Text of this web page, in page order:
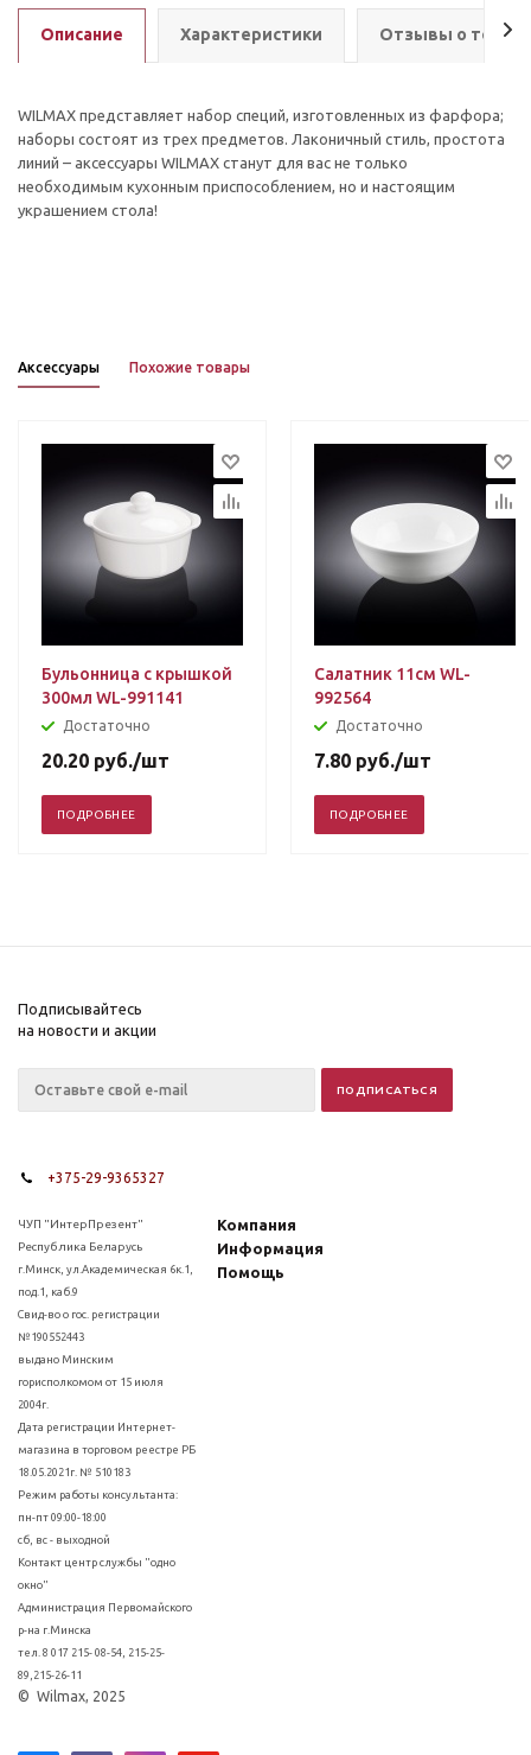
Описание Характеристики Отзывы о
WILMAX представляет набор специй, изготовленных из фарфора;
наборы состоят из трех предметов. Лаконичный стиль, простота
линий – аксессуары WILMAX станут для вас не только
необходимым кухонным приспособлением, но и настоящим
украшением стола!
Аксессуары Похожие товары
Бульонница с крышкой
300мл WL-991141
Достаточно
20.20 руб./шт
ПОДРОБНЕЕ
Салатник 11см WL-
992564
Достаточно
7.80 руб./шт
ПОДРОБНЕЕ
Подписывайтесь
на новости и акции
+375-29-9365327
ЧУП "ИнтерПрезент"
Республика Беларусь
г.Минск, ул.Академическая 6к.1,
под.1, каб.9
Свид-во о гос. регистрации
№190552443
выдано Минским
горисполкомом от 15 июля
2004г.
Дата регистрации Интернет-
магазина в торговом реестре РБ
18.05.2021г. № 510183
Режим работы консультанта:
пн-пт 09:00-18:00
сб, вс - выходной
Контакт центр службы "одно
окно"
Администрация Первомайского
р-на г.Минска
тел. 8 017 215- 08-54, 215-25-
89,215-26-11
© Wilmax, 2025
Компания
Информация
Помощь